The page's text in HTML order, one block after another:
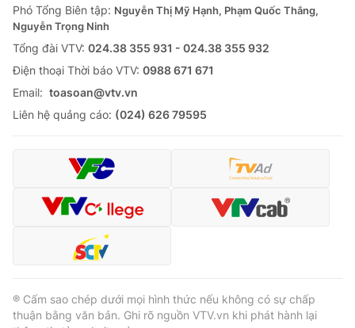
Thị trường
Tư vấn
Lịch phát sóng
Chuyên mục khác
Emagazine Podcast
Video Shorts video
VTV Money
VTV Sức khoẻ Bất động sản
Phó Tổng Biên tập: Nguyễn Thị Mỹ Hạnh, Phạm Quốc Thắng,
Nguyễn Trọng Ninh
Tổng đài VTV: 024.38 355 931 - 024.38 355 932
Ðiện thoại Thời báo VTV: 0988 671 671
Email: toasoan@vtv.vn
Liên hệ quảng cáo: (024) 626 79595
® Cấm sao chép dưới mọi hình thức nếu không có sự chấp
thuận bằng văn bản. Ghi rõ nguồn VTV.vn khi phát hành lại